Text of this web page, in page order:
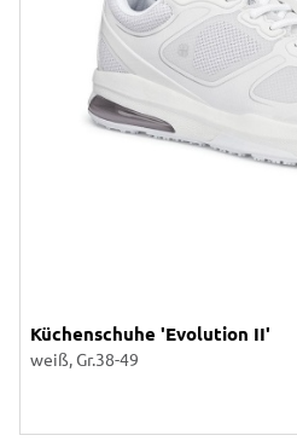
Küchenschuhe 'Evolution II'
weiß, Gr.38-49